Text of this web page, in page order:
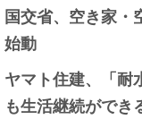
国交省、空き家・
始動
ヤマト住建、「耐
も生活継続ができ